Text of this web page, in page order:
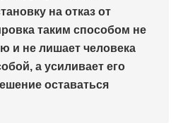
на отказ от
таким способом не
и не лишает человека
а усиливает его
оставаться